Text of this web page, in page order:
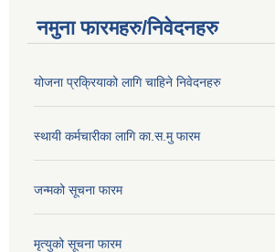
नमुना फारमहरु/निवेदनहरु
योजना प्रक्रियाको लागि चाहिने निवेदनहरु
स्थायी कर्मचारीका लागि का.स.मु फारम
जन्मको सूचना फारम
मृत्युको सूचना फारम